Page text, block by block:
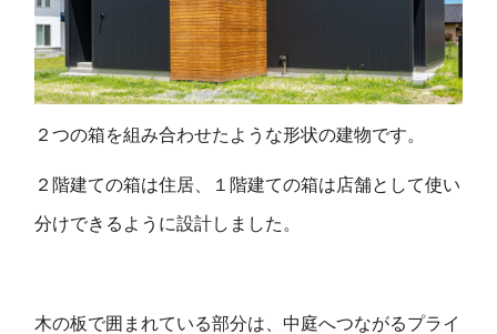
２つの箱を組み合わせたような形状の建物です。
２階建ての箱は住居、１階建ての箱は店舗として使い
分けできるように設計しました。
木の板で囲まれている部分は、中庭へつながるプライ